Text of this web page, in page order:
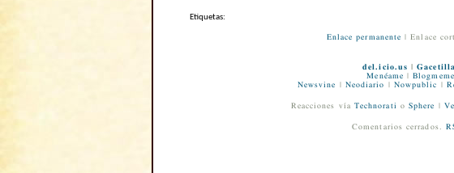
Etiquetas:
Enlace permanente | Enlace
del.icio.us |Gacetilla
Menéame |
Newsvine
Neodiario Nowpublic
Reacciones vía Technorati o Sphere
Comentarios cerrados.